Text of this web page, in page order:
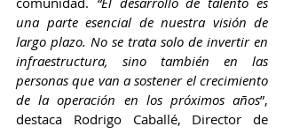
una parte esencial de nuestra visión de
largo plazo. No se trata solo de invertir en
infraestructura, sino también en las
personas que van a sostener el crecimiento
de la operación en los próximos años”,
destaca Rodrigo Caballé, Director de